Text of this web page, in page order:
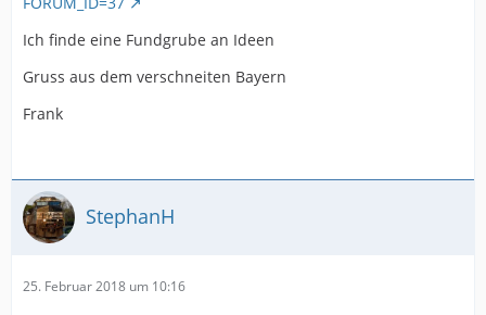
Ich finde eine Fundgrube an Ideen
Gruss aus dem verschneiten Bayern
Frank
StephanH
25. Februar 2018 um 10:16